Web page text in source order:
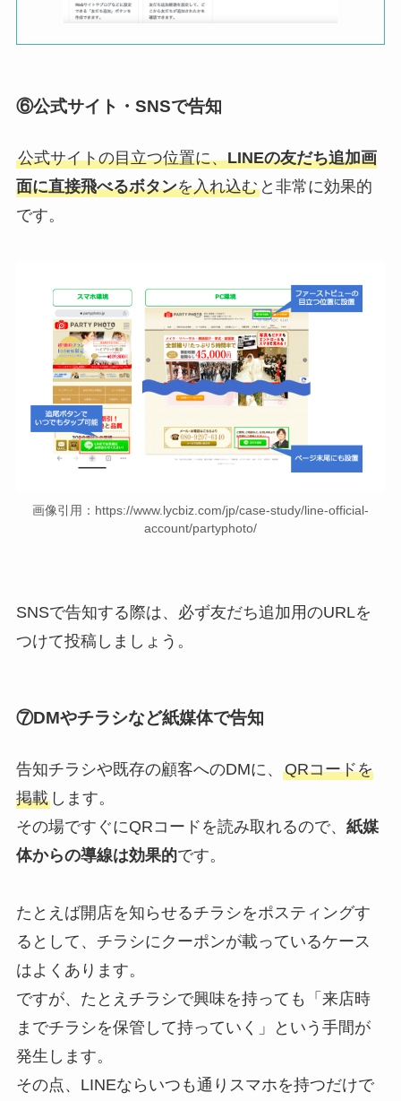
⑥公式サイト・SNSで告知
公式サイトの目立つ位置に、LINEの友だち追加画
面に直接飛べるボタンを入れ込むと非常に効果的
です。
画像引用：https://www.lycbiz.com/jp/case-study/line-official-
account/partyphoto/
SNSで告知する際は、必ず友だち追加用のURLを
つけて投稿しましょう。
⑦DMやチラシなど紙媒体で告知
告知チラシや既存の顧客へのDMに、 QRコードを
掲載します。
その場ですぐにQRコードを読み取れるので、 紙媒
体からの導線は効果的です。
たとえば開店を知らせるチラシをポスティングす
るとして、チラシにクーポンが載っているケース
はよくあります。
ですが、たとえチラシで興味を持っても「来店時
までチラシを保管して持っていく」という手間が
発生します。
その点、LINEならいつも通りスマホを持つだけで